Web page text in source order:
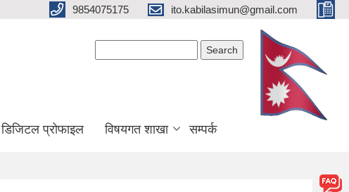
9854075175 ito.kabilasimun@gmail.com
डिजिटल प्रोफाइल विषयगत शाखा सम्पर्क